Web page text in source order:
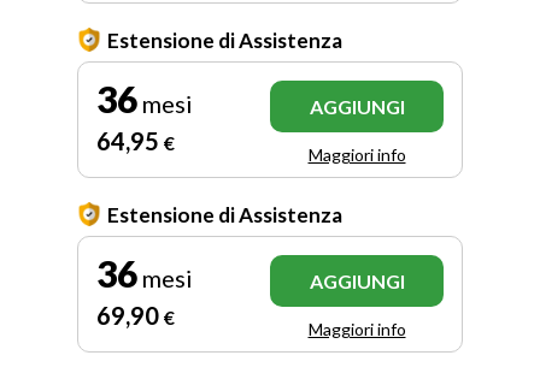
Estensione di Assistenza
36 mesi
64,95 €
AGGIUNGI
Maggiori info
Estensione di Assistenza
36 mesi
69,90 €
AGGIUNGI
Maggiori info